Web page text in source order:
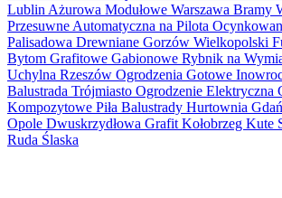
Lublin Ażurowa Modułowe Warszawa Bramy
Przesuwne Automatyczna na Pilota
Palisadowa Drewniane Gorzów Wielkopolski
Bytom Grafitowe Gabionowe Rybnik na
Uchylna Rzeszów Ogrodzenia Gotowe
Balustrada Trójmiasto Ogrodzenie Elektryczna
Kompozytowe Piła Balustrady Hurtownia
Opole Dwuskrzydłowa Grafit Kołobrzeg Kute
Ruda Ślaska